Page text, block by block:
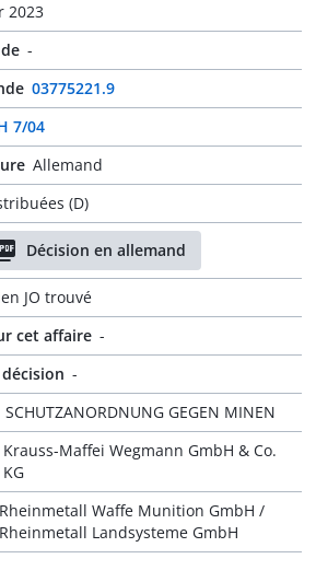
2023
-
03775221.9
7/04
Allemand
(D)
Décision en allemand
JO trouvé
cet affaire -
-
SCHUTZANORDNUNG GEGEN MINEN
Krauss-Maffei Wegmann GmbH & Co.
KG
Rheinmetall Waffe Munition GmbH /
Rheinmetall Landsysteme GmbH